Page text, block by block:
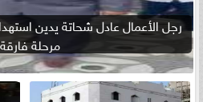
رجل الأعمال عادل شحاتة يدين
مرحلة